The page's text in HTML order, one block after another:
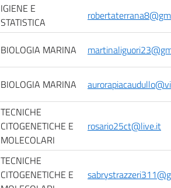
IGIENE E
STATISTICA
BIOLOGIA MARINA
BIOLOGIA MARINA
TECNICHE
CITOGENETICHE E
MOLECOLARI
rosario25ct@live.it
TECNICHE
CITOGENETICHE E